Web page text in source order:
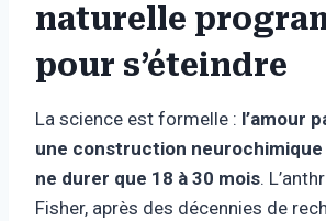
naturelle
pour s’éteindre
La science est formelle : l’amour
une construction
ne durer que 18 à 30 mois.
Fisher, après des décennies de